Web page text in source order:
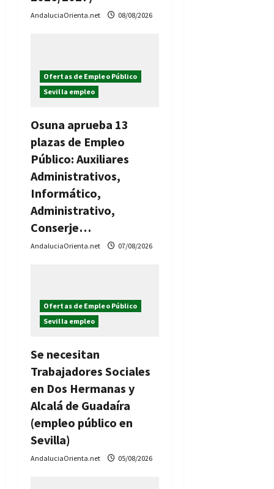
AndaluciaOrienta.net 08/08/2026
Ofertas de Empleo Público
Sevilla empleo
Osuna aprueba 13
plazas de Empleo
Público: Auxiliares
Administrativos,
Informático,
Administrativo,
Conserje…
AndaluciaOrienta.net 07/08/2026
Ofertas de Empleo Público
Sevilla empleo
Se necesitan
Trabajadores Sociales
en Dos Hermanas y
Alcalá de Guadaíra
(empleo público en
Sevilla)
AndaluciaOrienta.net 05/08/2026